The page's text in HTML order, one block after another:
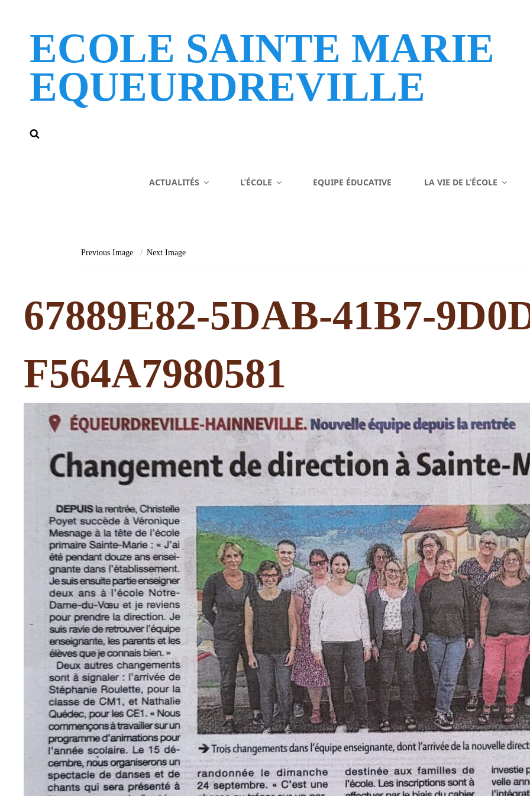
ECOLE SAINTE MARIE
EQUEURDREVILLE
ACTUALITÉS L’ÉCOLE EQUIPE ÉDUCATIVE LA VIE DE L’ÉCOLE
Previous Image Next Image
67889E82-5DAB-41B7-
F564A7980581